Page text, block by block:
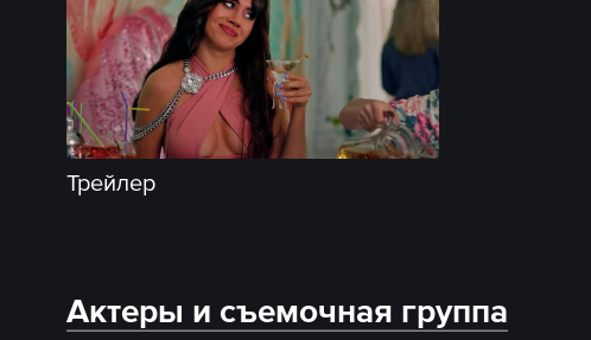
Трейлер
Актеры и съемочная группа